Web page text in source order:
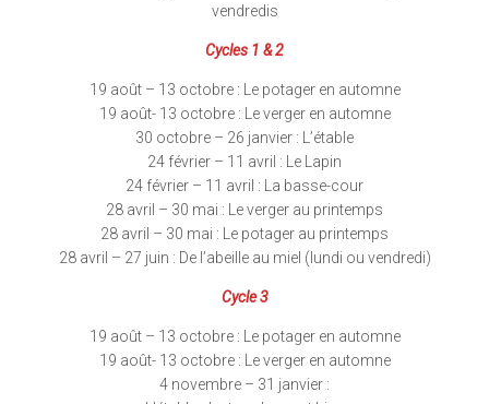
vendredis
Cycles 1 & 2
19 août – 13 octobre : Le potager en automne
19 août- 13 octobre : Le verger en automne
30 octobre – 26 janvier : L’étable
24 février – 11 avril : Le Lapin
24 février – 11 avril : La basse-cour
28 avril – 30 mai : Le verger au printemps
28 avril – 30 mai : Le potager au printemps
28 avril – 27 juin : De l’abeille au miel (lundi ou vendredi)
Cycle 3
19 août – 13 octobre : Le potager en automne
19 août- 13 octobre : Le verger en automne
4 novembre – 31 janvier :